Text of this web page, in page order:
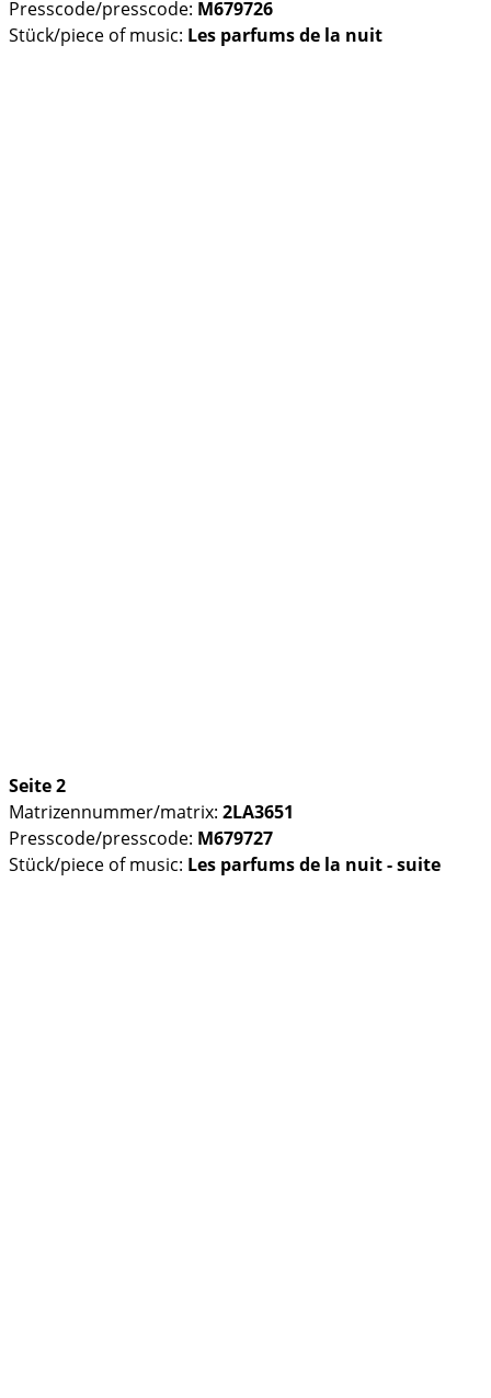
Presscode/presscode: M679726
Stück/piece of music: Les parfums de la nuit
Seite 2
Matrizennummer/matrix: 2LA3651
Presscode/presscode: M679727
Stück/piece of music: Les parfums de la nuit - suite